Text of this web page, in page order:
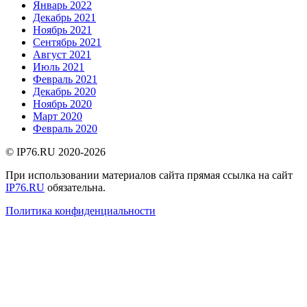
Январь 2022
Декабрь 2021
Ноябрь 2021
Сентябрь 2021
Август 2021
Июль 2021
Февраль 2021
Декабрь 2020
Ноябрь 2020
Март 2020
Февраль 2020
© IP76.RU 2020-2026
При использовании материалов сайта прямая ссылка на сайт
IP76.RU обязательна.
Политика конфиденциальности